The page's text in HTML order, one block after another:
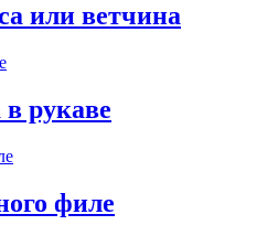
или ветчина
рукаве
филе